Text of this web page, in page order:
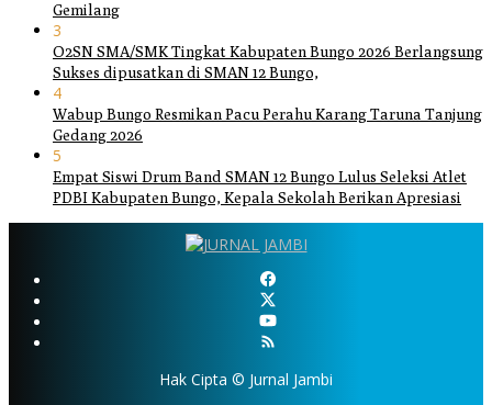
Gemilang
3
O2SN SMA/SMK Tingkat Kabupaten Bungo 2026 Berlangsung
Sukses dipusatkan di SMAN 12 Bungo,
4
Wabup Bungo Resmikan Pacu Perahu Karang Taruna Tanjung
Gedang 2026
5
Empat Siswi Drum Band SMAN 12 Bungo Lulus Seleksi Atlet
PDBI Kabupaten Bungo, Kepala Sekolah Berikan Apresiasi
Hak Cipta © Jurnal Jambi